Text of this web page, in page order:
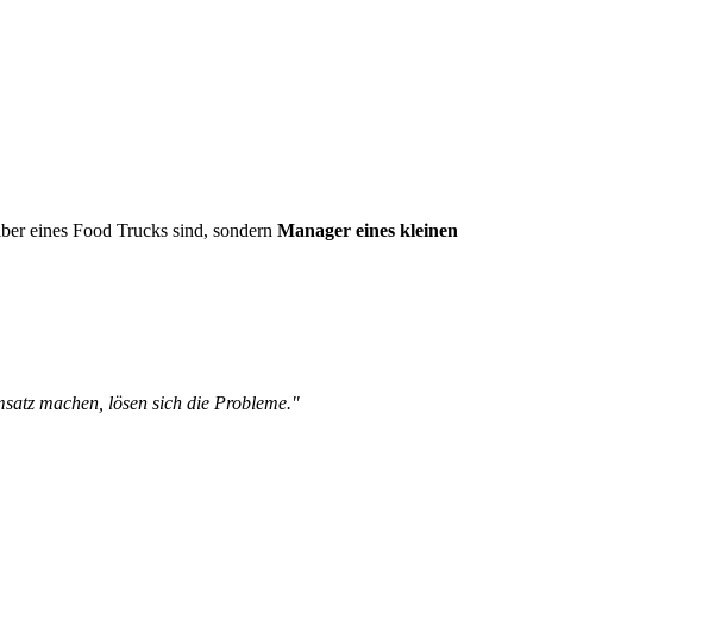
eines Food Trucks sind, sondern Manager eines kleinen
machen, lösen sich die Probleme."